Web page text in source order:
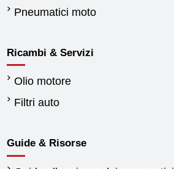
Pneumatici moto
Ricambi & Servizi
Olio motore
Filtri auto
Guide & Risorse